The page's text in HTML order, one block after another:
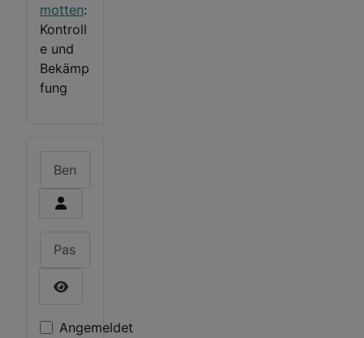
motten:
Kontroll
e und
Bekämp
fung
Passwort anzeigen
Angemeldet